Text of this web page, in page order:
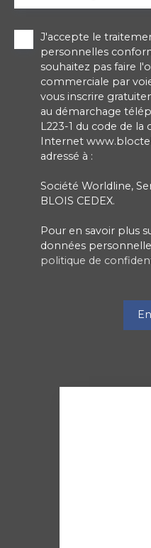
J'accepte le
personnelles
souhaitez pas faire
commerciale par
vous inscrire
au démarchage
L223-1 du code de
Internet
adressé à :
Société Worldline,
BLOIS CEDEX.
Pour en savoir plus
données
politique de